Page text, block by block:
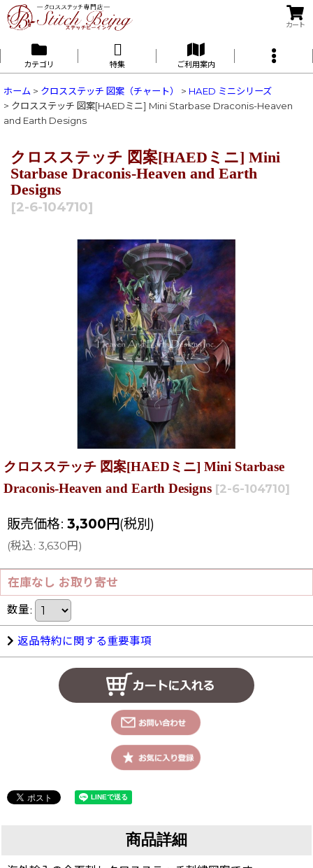
カート
カテゴリ 特集 ご利用案内
ホーム > クロスステッチ 図案（チャート） > HAED ミニシリーズ
> クロスステッチ 図案[HAEDミニ] Mini Starbase Draconis-Heaven
and Earth Designs
クロスステッチ 図案[HAEDミニ] Mini
Starbase Draconis-Heaven and Earth
Designs
[2-6-104710]
クロスステッチ 図案[HAEDミニ] Mini Starbase
Draconis-Heaven and Earth Designs [2-6-104710]
販売価格: 3,300 円(税別)
(税込: 3,630円 )
在庫なし お取り寄せ
数量:
返品特約に関する重要事項
商品詳細